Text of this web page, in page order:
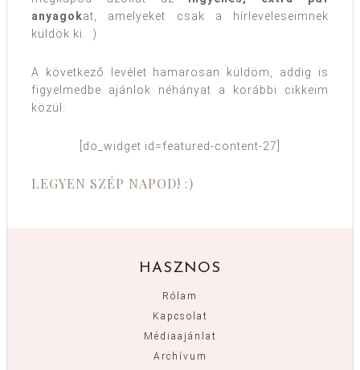
anyagokat, amelyeket csak a hírleveleseimnek
küldök ki. :)
A következő levélet hamarosan küldöm, addig is
figyelmedbe ajánlok néhányat a korábbi cikkeim
közül:
[do_widget id=featured-content-27]
LEGYEN SZÉP NAPOD! :)
HASZNOS
Rólam
Kapcsolat
Médiaajánlat
Archívum